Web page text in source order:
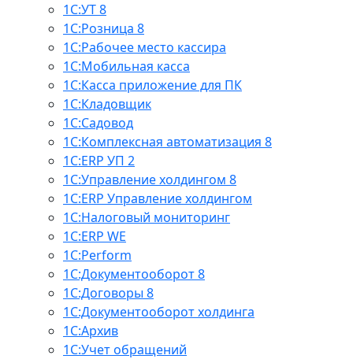
1С:УТ 8
1С:Розница 8
1С:Рабочее место кассира
1С:Мобильная касса
1С:Касса приложение для ПК
1С:Кладовщик
1С:Садовод
1С:Комплексная автоматизация 8
1С:ERP УП 2
1С:Управление холдингом 8
1С:ERP Управление холдингом
1С:Налоговый мониторинг
1С:ERP WE
1С:Perform
1С:Документооборот 8
1С:Договоры 8
1С:Документооборот холдинга
1С:Архив
1С:Учет обращений